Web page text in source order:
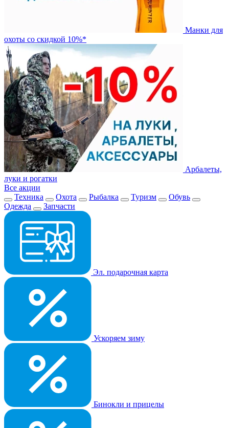
Манки для
охоты со скидкой 10%*
Арбалеты,
луки и рогатки
Все акции
Техника
Охота Рыбалка Туризм
Обувь
Одежда
Запчасти
Эл. подарочная карта
Ускоряем зиму
Бинокли и прицелы